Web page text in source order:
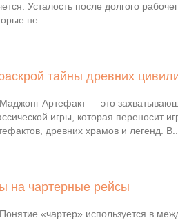
Усталость после долгого
не..
тайны древних
Артефакт — это
игры, которая переносит
древних храмов и легенд. В..
на чартерные рейсы
«чартер» используется в